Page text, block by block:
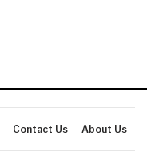
Contact Us About Us